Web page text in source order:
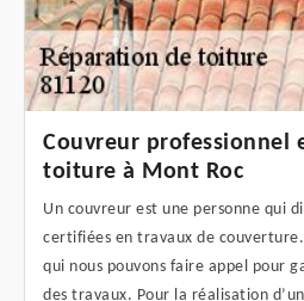
Couvreur professionnel
toiture à Mont Roc
Un couvreur est une personne qui
certifiées en travaux de
qui nous pouvons faire appel pour
des travaux. Pour la réalisation